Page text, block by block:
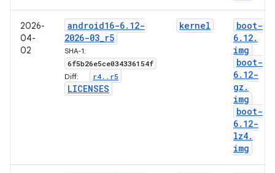
2026-
04-
02
android16-6. 12-
2026-03_r5
SHA-1:
6f5b26e5ce034336154f
Diff: r4. . r5
LICENSES
kernel
boot-
6. 12.
img
boot-
6. 12-
gz .
img
boot-
6. 12-
lz4.
img